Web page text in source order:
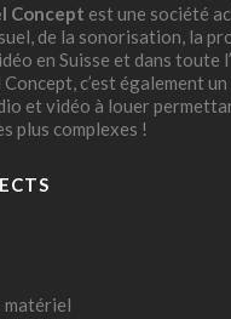
Concept est une société
de la sonorisation, la
en Suisse et dans toute
c’est également
et vidéo à louer
plus complexes !
matériel